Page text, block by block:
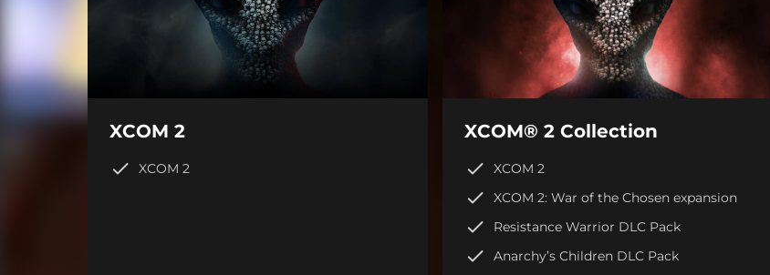
XCOM 2
XCOM 2
XCOM® 2 Collection
XCOM 2
XCOM 2: War of the Chosen expansion
Resistance Warrior DLC Pack
Anarchy’s Children DLC Pack